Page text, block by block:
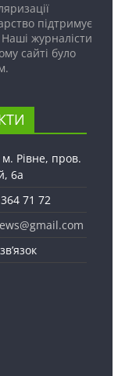
підтримує
журналісти
сайті було
м. Рівне, пров.
6а
71 72